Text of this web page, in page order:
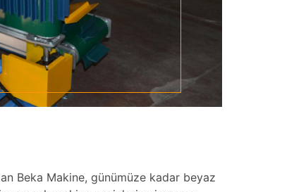
Beka Makine, günümüze kadar beyaz